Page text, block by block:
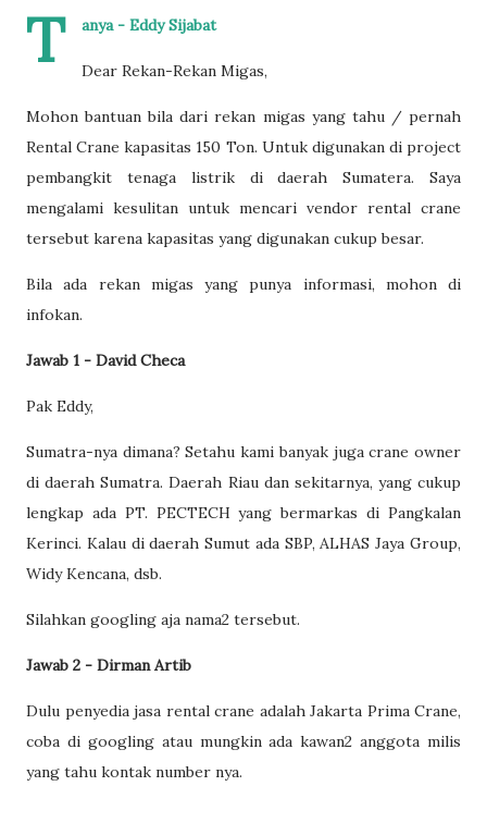
T anya - Eddy Sijabat
Dear Rekan-Rekan Migas,
Mohon bantuan bila dari rekan migas yang tahu / pernah
Rental Crane kapasitas 150 Ton. Untuk digunakan di project
pembangkit tenaga listrik di daerah Sumatera. Saya
mengalami kesulitan untuk mencari vendor rental crane
tersebut karena kapasitas yang digunakan cukup besar.
Bila ada rekan migas yang punya informasi, mohon di
infokan.
Jawab 1 - David Checa
Pak Eddy,
Sumatra-nya dimana? Setahu kami banyak juga crane owner
di daerah Sumatra. Daerah Riau dan sekitarnya, yang cukup
lengkap ada PT. PECTECH yang bermarkas di Pangkalan
Kerinci. Kalau di daerah Sumut ada SBP, ALHAS Jaya Group,
Widy Kencana, dsb.
Silahkan googling aja nama2 tersebut.
Jawab 2 - Dirman Artib
Dulu penyedia jasa rental crane adalah Jakarta Prima Crane,
coba di googling atau mungkin ada kawan2 anggota milis
yang tahu kontak number nya.